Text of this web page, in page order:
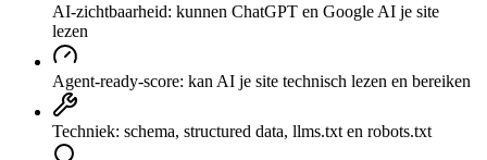
AI-zichtbaarheid: kunnen ChatGPT en Google AI je site
lezen
Agent-ready-score: kan AI je site technisch lezen en bereiken
Techniek: schema, structured data, llms.txt en robots.txt